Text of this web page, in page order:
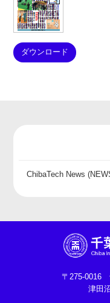
ダウンロード
ChibaTech News
〒275-0016
津田